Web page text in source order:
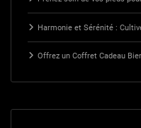
Harmonie et Sérénité :
Offrez un Coffret Cadeau